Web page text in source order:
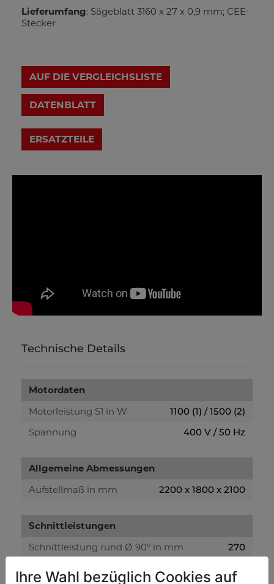
Lieferumfang: Sägeblatt 3160 x 27 x 0,9 mm; CEE-
Stecker
AUF DIE VERGLEICHSLISTE
DATENBLATT
Technische Details
Motordaten
Motorleistung S1 in W
1100 (1) / 1500 (2)
Spannung
400 V / 50 Hz
Allgemeine Abmessungen
Aufstellmaß in mm
2200 x 1800 x 2100
Schnittleistungen
Schnittleistung rund Ø 90° in mm
270
Ihre Wahl bezüglich Cookies auf